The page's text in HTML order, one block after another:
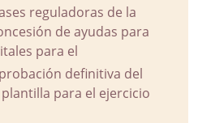
reguladoras de la
de ayudas para
para el
definitiva del
para el ejercicio